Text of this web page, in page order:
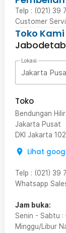
Telp : (021) 39
Customer
Toko Kami
Lokasi
Jakarta
Toko
Bendungan
Jakarta Pusat
DKI Jakarta
Lihat
Telp : (021) 39
Whatsapp
Jam buka:
Senin - Sabtu :
Minggu/Libur